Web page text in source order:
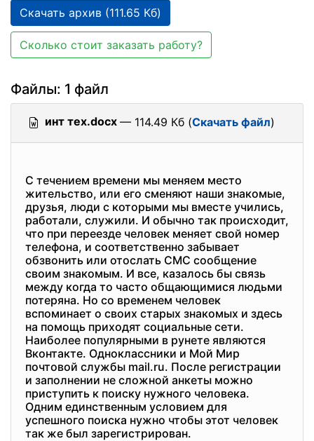
Скачать архив (111.65 Кб)
Сколько стоит заказать работу?
Файлы: 1 файл
инт тех.docx — 114.49 Кб (Скачать файл)
С течением времени мы меняем место
жительство, или его сменяют наши знакомые,
друзья, люди с которыми мы вместе учились,
работали, служили. И обычно так происходит,
что при переезде человек меняет свой номер
телефона, и соответственно забывает
обзвонить или отослать СМС сообщение
своим знакомым. И все, казалось бы связь
между когда то часто общающимися людьми
потеряна. Но со временем человек
вспоминает о своих старых знакомых и здесь
на помощь приходят социальные сети.
Наиболее популярными в рунете являются
Вконтакте. Одноклассники и Мой Мир
почтовой службы mail.ru. После регистрации
и заполнении не сложной анкеты можно
приступить к поиску нужного человека.
Одним единственным условием для
успешного поиска нужно чтобы этот человек
так же был зарегистрирован.